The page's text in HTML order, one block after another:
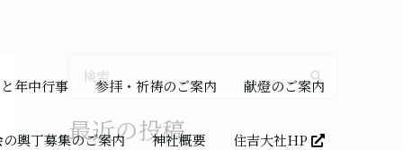
年中行事 参拝・祈祷のご案内 献燈のご案内
輿丁募集のご案内 神社概要 住吉大社HP
検
対
最近の投稿